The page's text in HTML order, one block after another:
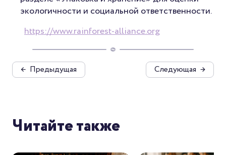
экологичности и социальной ответственности.
https://www.rainforest-alliance.org
← Предыдущая Следующая →
Читайте также